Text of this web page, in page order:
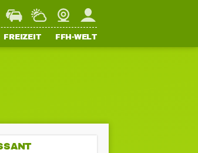
StaupilotWetterWebcamMein FFH
FREIZEIT FFH-WELT